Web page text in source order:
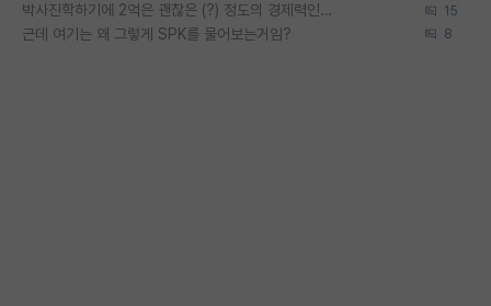
박사진학하기에 2억은 괜찮은 (?) 정도의 경제력인가요 15
근데 여기는 왜 그렇게 SPK를 물어보는거임? 8